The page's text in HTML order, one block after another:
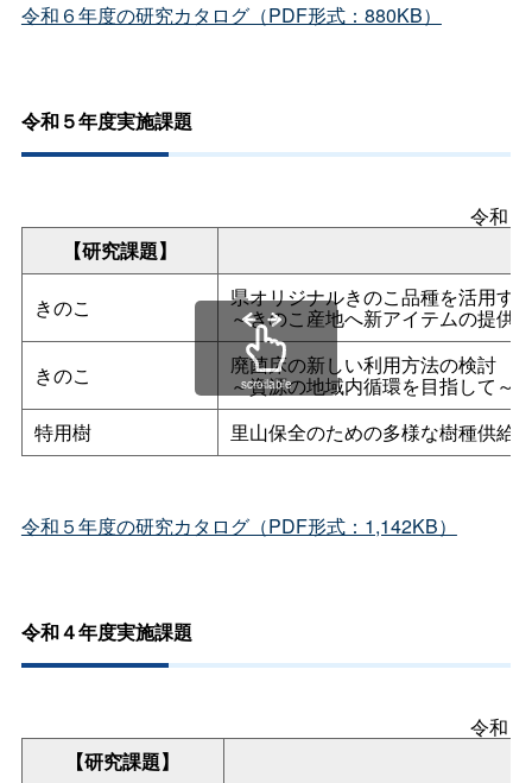
令和６年度の研究カタログ（PDF形式：880KB）
令和５年度実施課題
令和
【研究課題】
きのこ 県オリジナルきのこ品種を活用す
～きのこ産地へ新アイテムの提供
きのこ 廃菌床の新しい利用方法の検討
～資源の地域内循環を目指して～
特用樹
里山保全のための多様な樹種供給
scrollable
令和５年度の研究カタログ（PDF形式：1,142KB）
令和４年度実施課題
令和
【研究課題】